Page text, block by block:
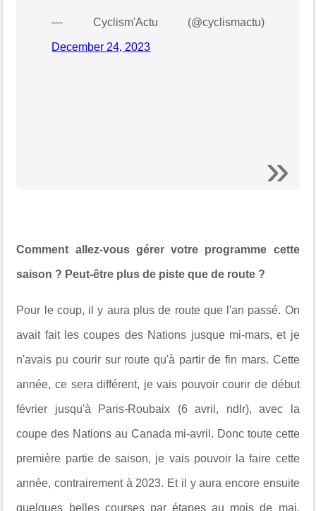
— Cyclism'Actu (@cyclismactu)
December 24, 2023
Comment allez-vous gérer votre programme cette
saison ? Peut-être plus de piste que de route ?
Pour le coup, il y aura plus de route que l'an passé. On
avait fait les coupes des Nations jusque mi-mars, et je
n'avais pu courir sur route qu'à partir de fin mars. Cette
année, ce sera différent, je vais pouvoir courir de début
février jusqu'à Paris-Roubaix (6 avril, ndlr), avec la
coupe des Nations au Canada mi-avril. Donc toute cette
première partie de saison, je vais pouvoir la faire cette
année, contrairement à 2023. Et il y aura encore ensuite
quelques belles courses par étapes au mois de mai,